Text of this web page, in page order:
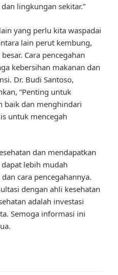
lingkungan sekitar.”
yang perlu kita waspadai
lain perut kembung,
Cara pencegahan
kebersihan makanan dan
Dr. Budi Santoso,
“Penting untuk
baik dan menghindari
untuk mencegah
dan mendapatkan
lebih mudah
cara pencegahannya.
dengan ahli kesehatan
adalah investasi
Semoga informasi ini